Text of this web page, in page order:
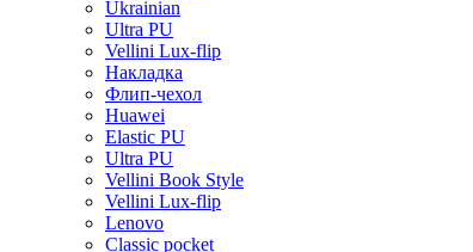
Ukrainian
Ultra PU
Vellini Lux-flip
Накладка
Флип-чехол
Huawei
Elastic PU
Ultra PU
Vellini Book Style
Vellini Lux-flip
Lenovo
Classic pocket